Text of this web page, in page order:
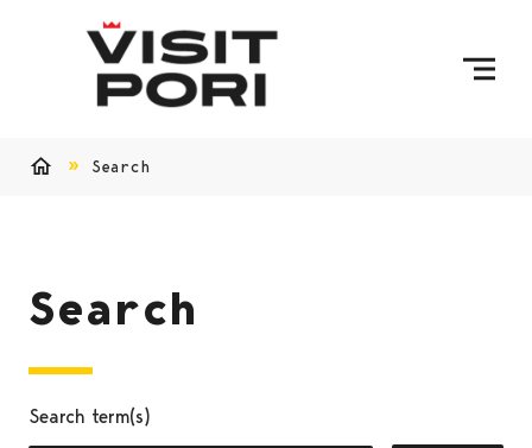
Search
Search
Search term(s)